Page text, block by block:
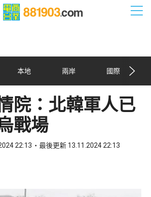
本地 兩岸 國際
院：北韓軍人已
戰場
22:13 最後更新 13.11.2024 22:13